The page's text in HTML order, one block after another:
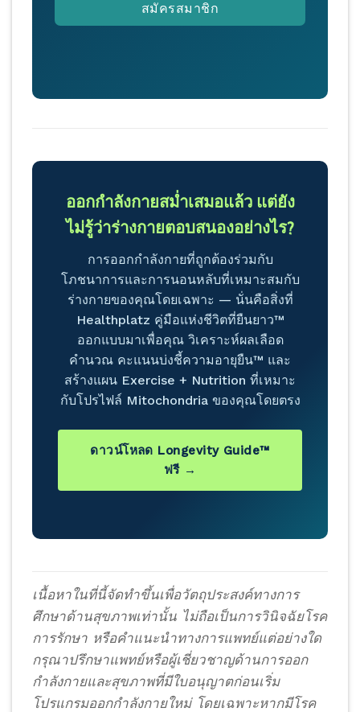
สมัครสมาชิก
ออกกำลังกายสม่ำเสมอแล้ว แต่ยัง
ไม่รู้ว่าร่างกายตอบสนองอย่างไร?
การออกกำลังกายที่ถูกต้องร่วมกับ
โภชนาการและการนอนหลับที่เหมาะสมกับ
ร่างกายของคุณโดยเฉพาะ — นั่นคือสิ่งที่
Healthplatz คู่มือแห่งชีวิตที่ยืนยาว™
ออกแบบมาเพื่อคุณ วิเคราะห์ผลเลือด
คำนวณ คะแนนบ่งชี้ความอายุยืน™ และ
สร้างแผน Exercise + Nutrition ที่เหมาะ
กับโปรไฟล์ Mitochondria ของคุณโดยตรง
ดาวน์โหลด Longevity Guide™
ฟรี →
เนื้อหาในที่นี้จัดทำขึ้นเพื่อวัตถุประสงค์ทางการ
ศึกษาด้านสุขภาพเท่านั้น ไม่ถือเป็นการวินิจฉัยโรค
การรักษา หรือคำแนะนำทางการแพทย์แต่อย่างใด
กรุณาปรึกษาแพทย์หรือผู้เชี่ยวชาญด้านการออก
กำลังกายและสุขภาพที่มีใบอนุญาตก่อนเริ่ม
โปรแกรมออกกำลังกายใหม่ โดยเฉพาะหากมีโรค